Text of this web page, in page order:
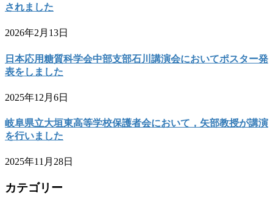
されました
2026年2月13日
日本応用糖質科学会中部支部石川講演会においてポスター発
表をしました
2025年12月6日
岐阜県立大垣東高等学校保護者会において，矢部教授が講演
を行いました
2025年11月28日
カテゴリー